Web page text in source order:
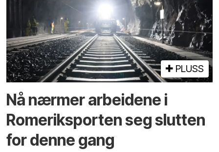
PLUSS
Nå nærmer arbeidene i
Romeriksporten seg slutten
for denne gang